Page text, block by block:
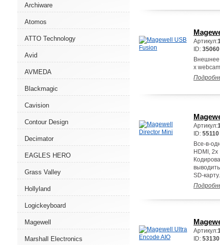
Archiware
Atomos
ATTO Technology
Avid
AVMEDA
Blackmagic
Cavision
Contour Design
Decimator
EAGLES HERO
Grass Valley
Hollyland
Logickeyboard
Magewell
Marshall Electronics
Артикул:
ID: 35060
Внешнее
x
Артикул:
ID: 55110
Все-в-
HDMI,
SD-
Артикул:
ID: 53130